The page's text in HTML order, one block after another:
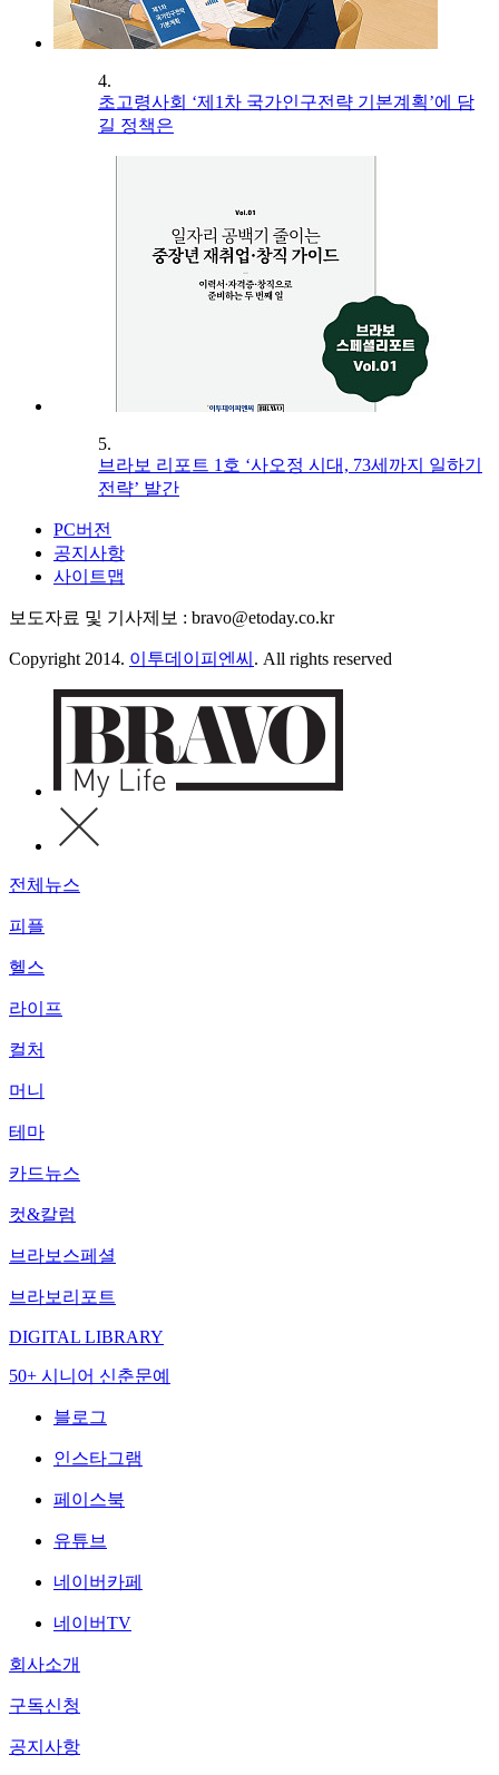
4.
초고령사회 ‘제1차 국가인구전략 기본계획’에 담
길 정책은
5.
브라보 리포트 1호 ‘사오정 시대, 73세까지 일하기
전략’ 발간
PC버전
공지사항
사이트맵
보도자료 및 기사제보 : bravo@etoday.co.kr
Copyright 2014. 이투데이피엔씨 . All rights reserved
전체뉴스
피플
헬스
라이프
컬처
머니
테마
카드뉴스
컷&칼럼
브라보스페셜
브라보리포트
DIGITAL LIBRARY
50+ 시니어 신춘문예
블로그
인스타그램
페이스북
유튜브
네이버카페
네이버TV
회사소개
구독신청
공지사항